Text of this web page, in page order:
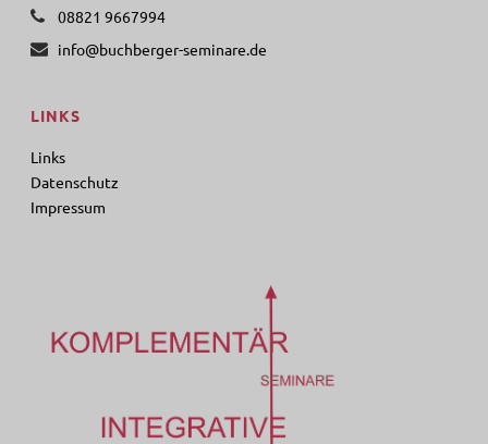
08821 9667994
info@buchberger-seminare.de
LINKS
Links
Datenschutz
Impressum